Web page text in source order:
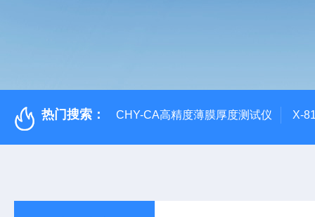
热门搜索： CHY-CA高精度薄膜厚度测试仪 X-